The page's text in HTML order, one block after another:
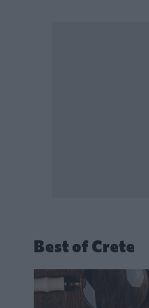
Best of Crete